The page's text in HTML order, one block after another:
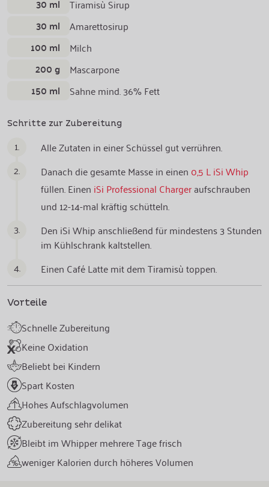
30 ml Tiramisù Sirup
30 ml Amarettosirup
100 ml Milch
200 g Mascarpone
150 ml Sahne mind. 36% Fett
Schritte zur Zubereitung
1.
Alle Zutaten in einer Schüssel gut verrühren.
2.
Danach die gesamte Masse in einen 0,5 L iSi Whip
füllen. Einen iSi Professional Chargeraufschrauben
und 12-14-mal kräftig schütteln.
3.
Den iSi Whip anschließend für mindestens 3 Stunden
im Kühlschrank kaltstellen.
4.
Einen Café Latte mit dem Tiramisù toppen.
Vorteile
Schnelle Zubereitung
Keine Oxidation
Beliebt bei Kindern
Spart Kosten
Hohes Aufschlagvolumen
Zubereitung sehr delikat
Bleibt im Whipper mehrere Tage frisch
weniger Kalorien durch höheres Volumen